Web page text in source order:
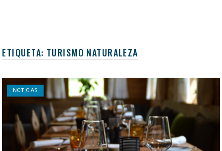
ETIQUETA: TURISMO NATURALEZA
NOTICIAS
Open post